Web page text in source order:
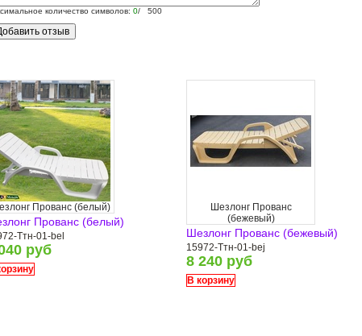
количество символов: 0/ 500
Прованс (белый)
Прованс (белый)
Ттн-01-bel
руб
Шезлонг Прованс
(бежевый)
Шезлонг Прованс (бежевый)
15972-Ттн-01-bej
8 240 руб
В корзину